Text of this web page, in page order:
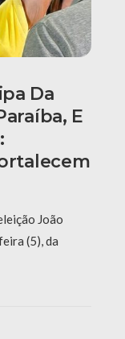
Da
E
João
(5), da